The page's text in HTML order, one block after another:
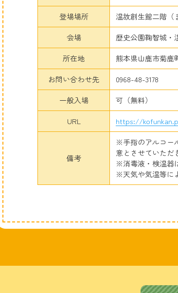
登場場所 温故創生館二階（
会場 歴史公園鞠智城・
所在地 熊本県山鹿市菊鹿
お問い合わせ先 0968-48-3178
一般入場 可（無料）
URL https://
備考
※手指のアルコー
意とさせていただ
※消毒液・検温器
※天気や気温等に